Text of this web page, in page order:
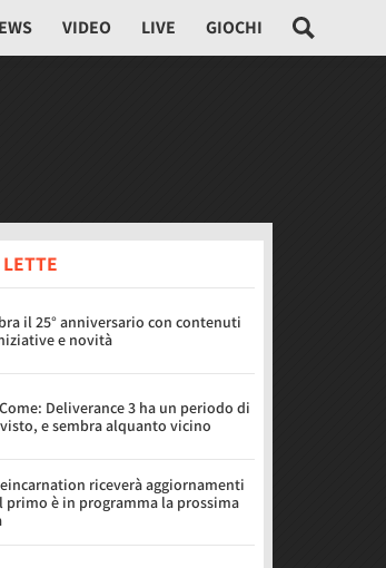
VIDEO LIVE GIOCHI
il 25° anniversario con contenuti
e novità
Deliverance 3 ha un periodo di
e sembra alquanto vicino
riceverà aggiornamenti
primo è in programma la prossima